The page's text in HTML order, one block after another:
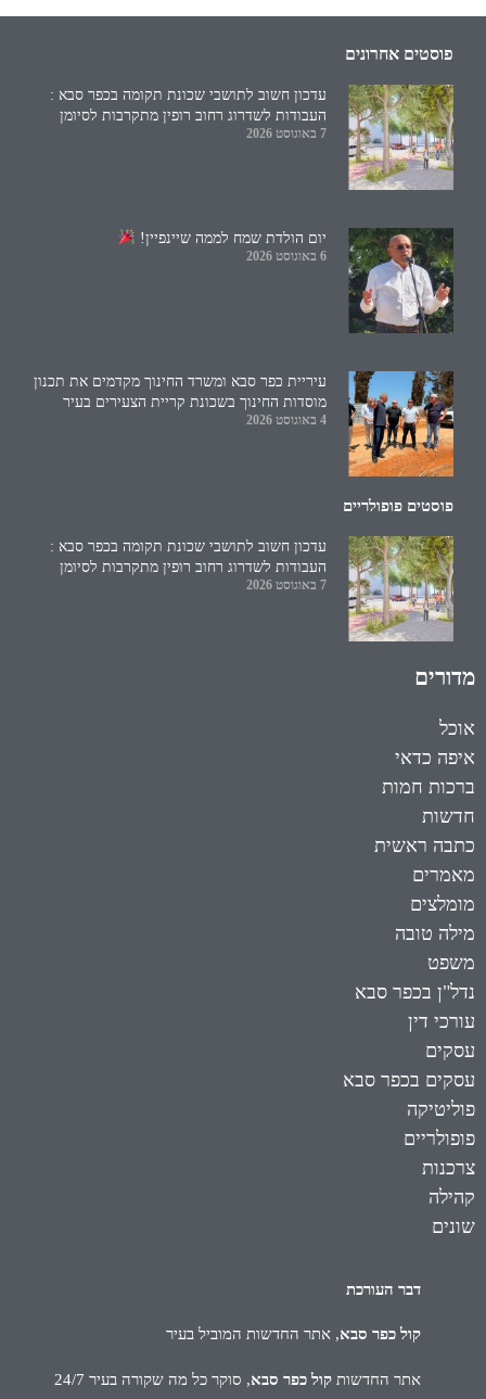
פוסטים אחרונים
עדכון חשוב לתושבי שכונת תקומה בכפר סבא :
העבודות לשדרוג רחוב רופין מתקרבות לסיומן
7 באוגוסט 2026
יום הולדת שמח לממה שיינפיין!
6 באוגוסט 2026
עיריית כפר סבא ומשרד החינוך מקדמים את תכנון
מוסדות החינוך בשכונת קריית הצעירים בעיר
4 באוגוסט 2026
פוסטים פופולריים
עדכון חשוב לתושבי שכונת תקומה בכפר סבא :
העבודות לשדרוג רחוב רופין מתקרבות לסיומן
7 באוגוסט 2026
מדורים
אוכל
איפה כדאי
ברכות חמות
חדשות
כתבה ראשית
מאמרים
מומלצים
מילה טובה
משפט
נדל"ן בכפר סבא
עורכי דין
עסקים
עסקים בכפר סבא
פוליטיקה
פופולריים
צרכנות
קהילה
שונים
דבר העורכת
קול כפר סבא, אתר החדשות המוביל בעיר
אתר החדשות קול כפר סבא, סוקר כל מה שקורה בעיר 24/7